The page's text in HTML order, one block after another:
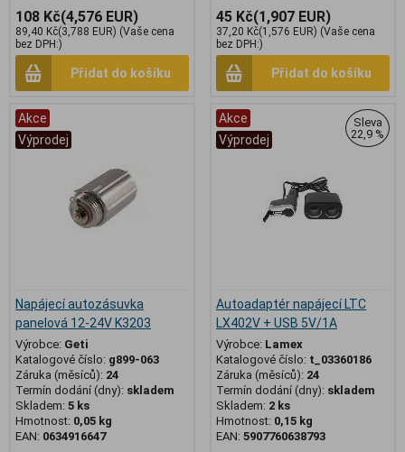
108 Kč(4,576 EUR)
89,40 Kč(3,788 EUR) (Vaše cena
bez DPH:)
Přidat do košíku
45 Kč(1,907 EUR)
37,20 Kč(1,576 EUR) (Vaše cena
bez DPH:)
Přidat do košíku
Akce
Výprodej
Napájecí autozásuvka
panelová 12-24V K3203
Výrobce: Geti
Katalogové číslo: g899-063
Záruka (měsíců): 24
Termín dodání (dny): skladem
Skladem: 5 ks
Hmotnost: 0,05 kg
EAN: 0634916647
Akce
Výprodej
Sleva
22,9 %
Autoadaptér napájecí LTC
LX402V + USB 5V/1A
Výrobce: Lamex
Katalogové číslo: t_03360186
Záruka (měsíců): 24
Termín dodání (dny): skladem
Skladem: 2 ks
Hmotnost: 0,15 kg
EAN: 5907760638793